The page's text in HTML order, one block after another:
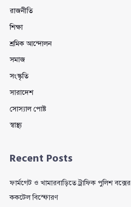
রাজনীতি
শিক্ষা
শ্রমিক আন্দোলন
সমাজ
সংস্কৃতি
সারাদেশ
সোস্যাল পোষ্ট
স্বাস্থ্য
Recent Posts
ফার্মগেট ও খামারবাড়িতে ট্রাফিক পুলিশ
ককটেল বিস্ফোরণ